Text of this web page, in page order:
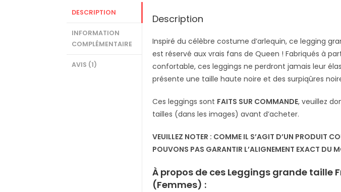
DESCRIPTION
INFORMATION
COMPLÉMENTAIRE
AVIS (1)
Description
Inspiré du célèbre costume d’arlequin, ce legging
est réservé aux vrais fans de Queen ! Fabriqués à
confortable, ces leggings ne perdront jamais leur
présente une taille haute noire et des surpiqûres
Ces leggings sont FAITS SUR COMMANDE, veuillez
tailles (dans les images) avant d’acheter.
VEUILLEZ NOTER : COMME IL S’AGIT D’UN PRODUIT
POUVONS PAS GARANTIR L’ALIGNEMENT EXACT DU
À propos de ces Leggings grande taille
(Femmes) :